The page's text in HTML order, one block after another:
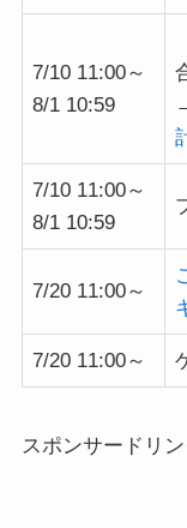
7/10 11:00～
8/1 10:59
「
7/10 11:00～
8/1 10:59
7/20 11:00～
7/20 11:00～
スポンサードリン